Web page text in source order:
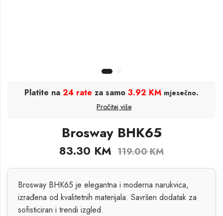
Platite na 24 rate za samo 3.92 KM mjesečno.
Pročitaj više
Brosway BHK65
83.30 KM 119.00KM
Brosway BHK65 je elegantna i moderna narukvica,
izrađena od kvalitetnih materijala. Savršen dodatak za
sofisticiran i trendi izgled.